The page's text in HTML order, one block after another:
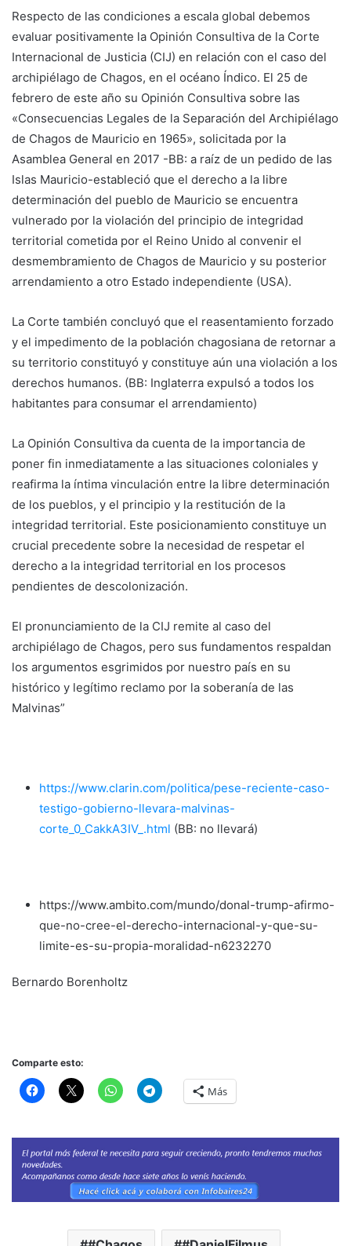
Respecto de las condiciones a escala global debemos
evaluar positivamente la Opinión Consultiva de la Corte
Internacional de Justicia (CIJ) en relación con el caso del
archipiélago de Chagos, en el océano Índico. El 25 de
febrero de este año su Opinión Consultiva sobre las
«Consecuencias Legales de la Separación del Archipiélago
de Chagos de Mauricio en 1965», solicitada por la
Asamblea General en 2017 -BB: a raíz de un pedido de las
Islas Mauricio-estableció que el derecho a la libre
determinación del pueblo de Mauricio se encuentra
vulnerado por la violación del principio de integridad
territorial cometida por el Reino Unido al convenir el
desmembramiento de Chagos de Mauricio y su posterior
arrendamiento a otro Estado independiente (USA).
La Corte también concluyó que el reasentamiento forzado
y el impedimento de la población chagosiana de retornar a
su territorio constituyó y constituye aún una violación a los
derechos humanos. (BB: Inglaterra expulsó a todos los
habitantes para consumar el arrendamiento)
La Opinión Consultiva da cuenta de la importancia de
poner fin inmediatamente a las situaciones coloniales y
reafirma la íntima vinculación entre la libre determinación
de los pueblos, y el principio y la restitución de la
integridad territorial. Este posicionamiento constituye un
crucial precedente sobre la necesidad de respetar el
derecho a la integridad territorial en los procesos
pendientes de descolonización.
El pronunciamiento de la CIJ remite al caso del
archipiélago de Chagos, pero sus fundamentos respaldan
los argumentos esgrimidos por nuestro país en su
histórico y legítimo reclamo por la soberanía de las
Malvinas”
https://www.clarin.com/politica/pese-reciente-caso-
testigo-gobierno-llevara-malvinas-
corte_0_CakkA3IV_.html (BB: no llevará)
https://www.ambito.com/mundo/donal-trump-afirmo-
que-no-cree-el-derecho-internacional-y-que-su-
limite-es-su-propia-moralidad-n6232270
Bernardo Borenholtz
Comparte esto:
Más